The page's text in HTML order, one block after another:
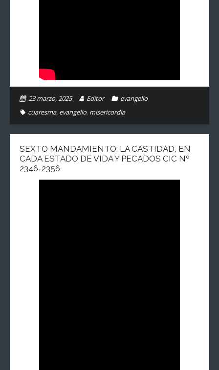
23 marzo, 2025 Editor
evangelio
cuaresma, evangelio, misericordia
SEXTO MANDAMIENTO: LA CASTIDAD, EN
CADA ESTADO DE VIDA Y PECADOS CIC Nº
2346-2356